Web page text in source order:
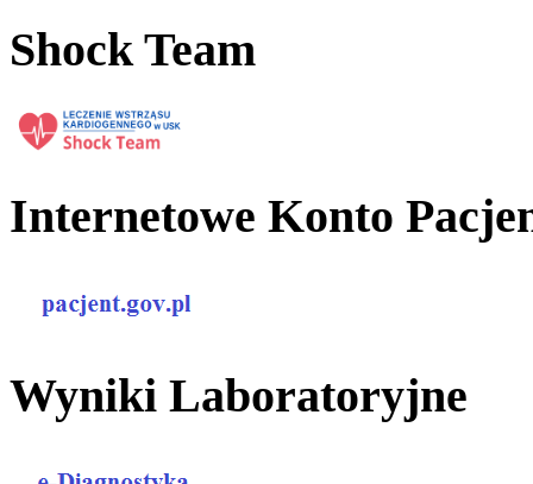
Shock Team
Internetowe Konto
Wyniki Laboratoryjne